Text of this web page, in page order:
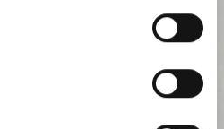
EVENTI SOCIETARI